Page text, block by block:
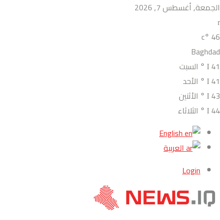
الجمعة, أغسطس 7, 2026
46
°c
Baghdad
41
° السبت
41
° الأحد
43
° الأثنين
44
° الثلاثاء
English
العربية
Login